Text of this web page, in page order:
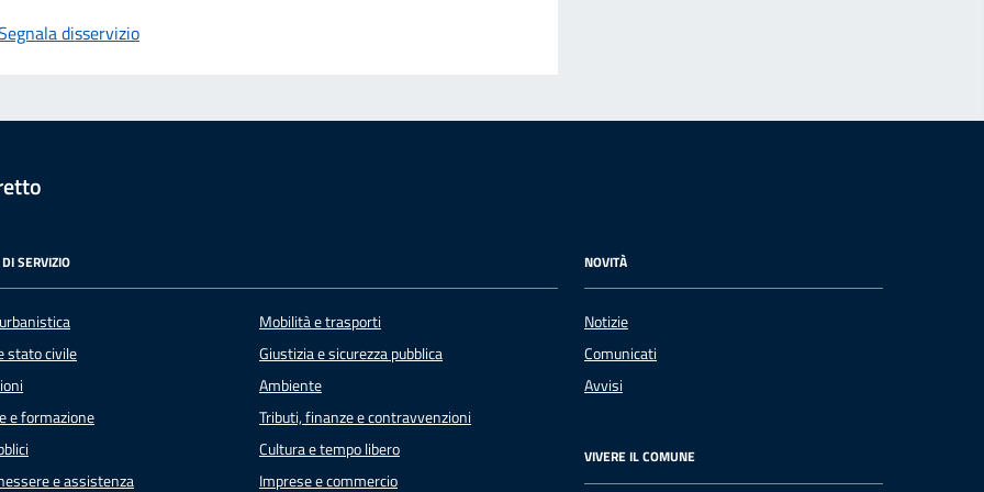
disservizio
SERVIZIO
stato civile
e formazione
e assistenza
Mobilità e trasporti
Giustizia e sicurezza pubblica
Ambiente
Tributi, finanze e contravvenzioni
Cultura e tempo libero
Imprese e commercio
NOVITÀ
Notizie
Comunicati
Avvisi
VIVERE IL COMUNE